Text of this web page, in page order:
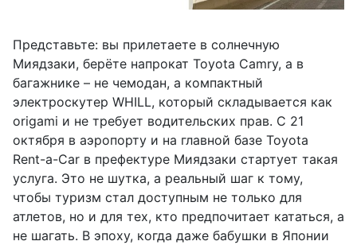
Представьте: вы прилетаете в солнечную
Миядзаки, берёте напрокат Toyota Camry, а в
багажнике – не чемодан, а компактный
электроскутер WHILL, который складывается как
origami и не требует водительских прав. С 21
октября в аэропорту и на главной базе Toyota
Rent-a-Car в префектуре Миядзаки стартует такая
услуга. Это не шутка, а реальный шаг к тому,
чтобы туризм стал доступным не только для
атлетов, но и для тех, кто предпочитает кататься, а
не шагать. В эпоху, когда даже бабушки в Японии